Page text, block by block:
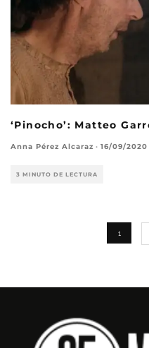
‘Pinocho’: Matteo
Anna Pérez Alcaraz · 16/09/2020
3 MINUTO DE LECTURA
1